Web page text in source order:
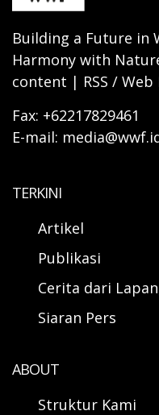
Building a Future in
Harmony with
content | RSS / Web
Fax: +62217829461
E-mail:
TERKINI
Artikel
Publikasi
Cerita dari
Siaran Pers
ABOUT
Struktur Kami